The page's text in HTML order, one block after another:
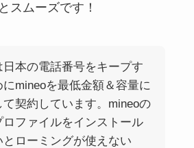
スムーズです！
日本の電話番号をキープす
にmineoを最低金額＆容量に
て契約しています。mineoの
ロファイルをインストール
とローミングが使えない